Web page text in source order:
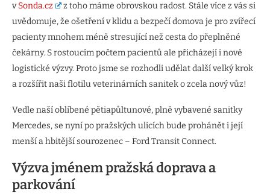
vSonda.cz
z toho máme obrovskou radost. Stále více z vás si
uvědomuje, že ošetření v klidu a bezpečí domova je pro zvířecí
pacienty mnohem méně stresující než cesta do přeplněné
čekárny. S rostoucím počtem pacientů ale přicházejí i nové
logistické výzvy. Proto jsme se rozhodli udělat další velký krok
a rozšířit naši flotilu veterinárních sanitek o zcela nový vůz!
Vedle naší oblíbené pětiapůltunové, plně vybavené sanitky
Mercedes, se nyní po pražských ulicích bude prohánět i její
menší a hbitější sourozenec – Ford Transit Connect.
Výzva jménem pražská doprava a
parkování